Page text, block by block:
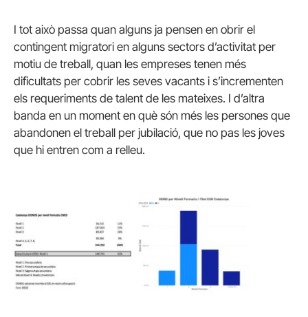
I tot això passa quan alguns ja pensen en obrir el
contingent migratori en alguns sectors d’activitat per
motiu de treball, quan les empreses tenen més
dificultats per cobrir les seves vacants i s’incrementen
els requeriments de talent de les mateixes. I d’altra
banda en un moment en què són més les persones que
abandonen el treball per jubilació, que no pas les joves
que hi entren com a relleu.